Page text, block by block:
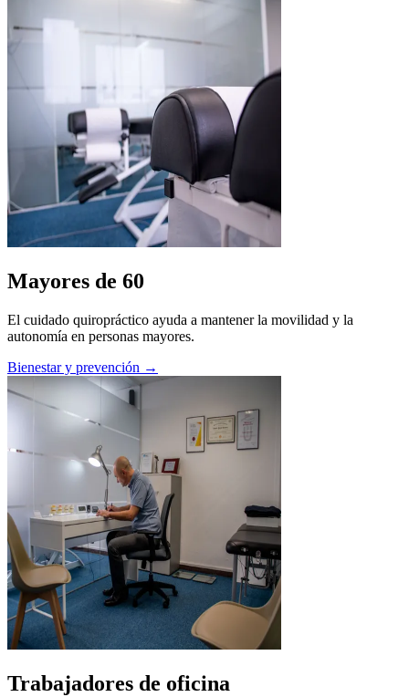
Mayores de 60
El cuidado quiropráctico ayuda a mantener la movilidad y la
autonomía en personas mayores.
Bienestar y prevención →
Trabajadores de oficina